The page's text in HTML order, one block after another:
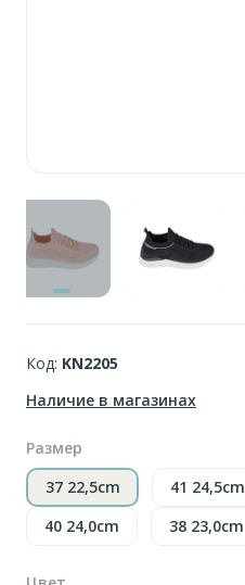
Код: KN2205
Наличие в магазинах
Размер
37 22,5cm
41 24,5cm
40 24,0cm
38 23,0cm